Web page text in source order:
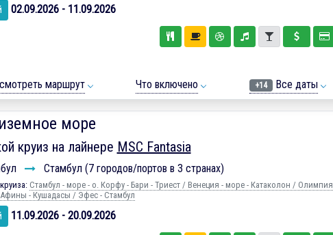
02.09.2026 - 11.09.2026
маршрут Что включено +14 Все даты
море
круиз на лайнере MSC Fantasia
Стамбул (7 городов/портов в 3 странах)
Стамбул - море - о. Корфу - Бари - Триест / Венеция - море - Катаколон / Олимпия
- Кушадасы / Эфес - Стамбул
11.09.2026 - 20.09.2026